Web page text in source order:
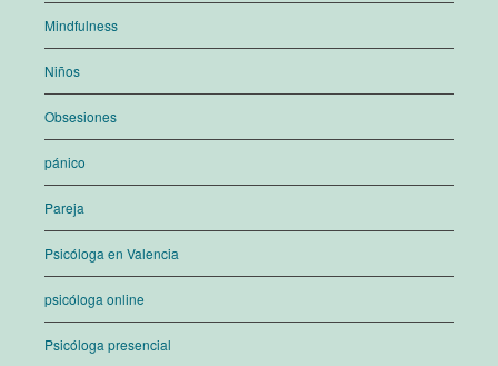
Mindfulness
Niños
Obsesiones
pánico
Pareja
Psicóloga en Valencia
psicóloga online
Psicóloga presencial